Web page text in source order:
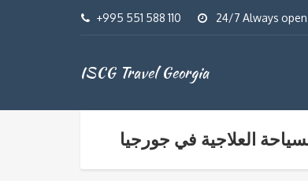
+995 551 588 110 24/7 Always open
ISCG Travel Georgia
العلاجية في جورجيا